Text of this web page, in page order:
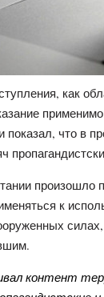
как
что в
произошло
к
контент